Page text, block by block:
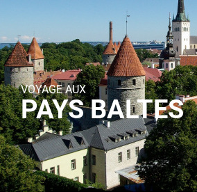
VOYAGE AUX
PAYS BALTES